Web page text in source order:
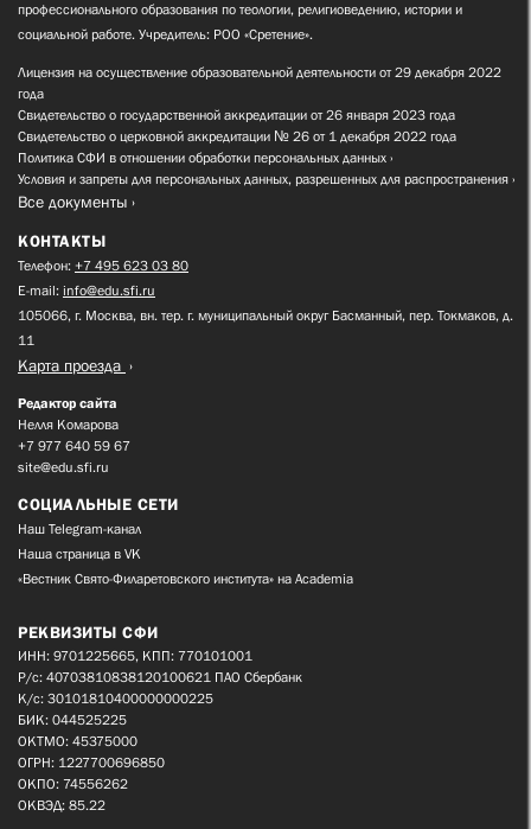
профессионального образования по теологии, религиоведению, истории и
социальной работе. Учредитель: РОО «Сретение».
Лицензия на осуществление образовательной деятельности от 29 декабря 2022
года
Свидетельство о государственной аккредитации от 26 января 2023 года
Свидетельство о церковной аккредитации № 26 от 1 декабря 2022 года
Политика СФИ в отношении обработки персональных данных
Условия и запреты для персональных данных, разрешенных для распространения
Все документы
КОНТАКТЫ
Телефон: +7 495 623 03 80
E-mail: info@edu.sfi.ru
105066, г. Москва, вн. тер. г. муниципальный округ Басманный, пер. Токмаков, д.
11
Карта проезда
Редактор сайта
Нелля Комарова
+7 977 640 59 67
site@edu.sfi.ru
СОЦИАЛЬНЫЕ СЕТИ
Наш Telegram-канал
Наша страница в VK
«Вестник Свято-Филаретовского института» на Academia
РЕКВИЗИТЫ СФИ
ИНН: 9701225665, КПП: 770101001
Р/с: 40703810838120100621 ПАО Сбербанк
К/с: 30101810400000000225
БИК: 044525225
ОКТМО: 45375000
ОГРН: 1227700696850
ОКПО: 74556262
ОКВЭД: 85.22